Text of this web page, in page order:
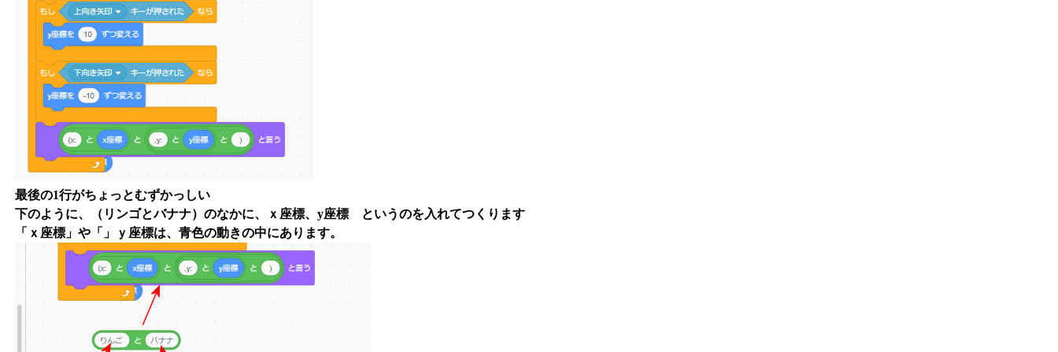
最後の1行がちょっとむずかっしい
下のように、（リンゴとバナナ）のなかに、ｘ座標、y座標 というのを入れてつくります
「ｘ座標」や「」ｙ座標は、青色の動きの中にあります。